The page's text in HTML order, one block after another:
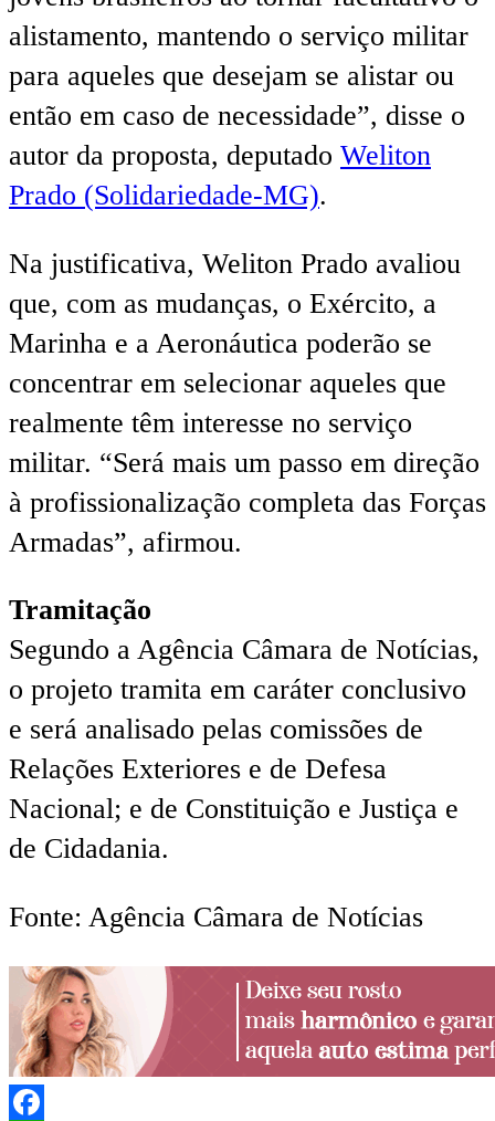
alistamento, mantendo o serviço militar
para aqueles que desejam se alistar ou
então em caso de necessidade”, disse o
autor da proposta, deputado Weliton
Prado (Solidariedade-MG).
Na justificativa, Weliton Prado avaliou
que, com as mudanças, o Exército, a
Marinha e a Aeronáutica poderão se
concentrar em selecionar aqueles que
realmente têm interesse no serviço
militar. “Será mais um passo em direção
à profissionalização completa das Forças
Armadas”, afirmou.
Tramitação
Segundo a Agência Câmara de Notícias,
o projeto tramita em caráter conclusivo
e será analisado pelas comissões de
Relações Exteriores e de Defesa
Nacional; e de Constituição e Justiça e
de Cidadania.
Fonte: Agência Câmara de Notícias